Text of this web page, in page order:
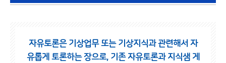
자유토론은 기상업무 또는 기상지식과 관련해서 자
유롭게 토론하는 장으로, 기존 자유토론과 지식샘 게